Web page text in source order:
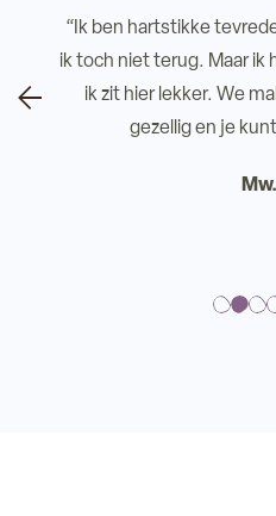
Mijn oude leven krijg
een mooie kamer en
het met zijn allen